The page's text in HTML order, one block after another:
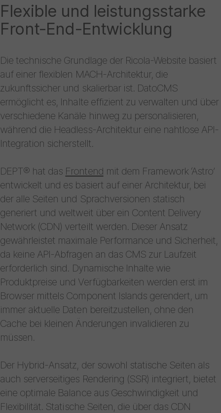
Flexible und leistungsstarke
Front-End-Entwicklung
Die technische Grundlage der Ricola-Website basiert
auf einer flexiblen MACH-Architektur, die
zukunftssicher und skalierbar ist. DatoCMS
ermöglicht es, Inhalte effizient zu verwalten und über
verschiedene Kanäle hinweg zu personalisieren,
während die Headless-Architektur eine nahtlose API-
Integration sicherstellt.
DEPT® hat das Frontend mit dem Framework ‘Astro’
entwickelt und es basiert auf einer Architektur, bei
der alle Seiten und Sprachversionen statisch
generiert und weltweit über ein Content Delivery
Network (CDN) verteilt werden. Dieser Ansatz
gewährleistet maximale Performance und Sicherheit,
da keine API-Abfragen an das CMS zur Laufzeit
erforderlich sind. Dynamische Inhalte wie
Produktpreise und Verfügbarkeiten werden erst im
Browser mittels Component Islands gerendert, um
immer aktuelle Daten bereitzustellen, ohne den
Cache bei kleinen Änderungen invalidieren zu
müssen.
Der Hybrid-Ansatz, der sowohl statische Seiten als
auch serverseitiges Rendering (SSR) integriert, bietet
eine optimale Balance aus Geschwindigkeit und
Flexibilität. Statische Seiten, die über das CDN